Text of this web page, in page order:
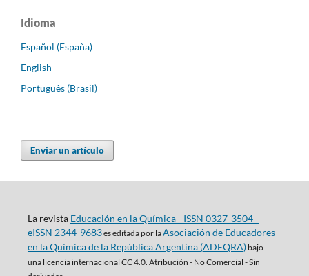
Idioma
Español (España)
English
Português (Brasil)
Enviar un artículo
La revista Educación en la Química - ISSN 0327-3504 -
eISSN 2344-9683es editada por laAsociación de Educadores
en la Química de la República Argentina (ADEQRA)bajo
una licencia internacional CC 4.0. Atribución - No Comercial - Sin